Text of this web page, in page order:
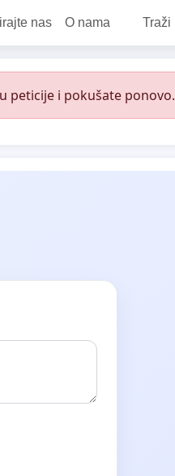
nas O nama Traži
peticije i pokušate ponovo.